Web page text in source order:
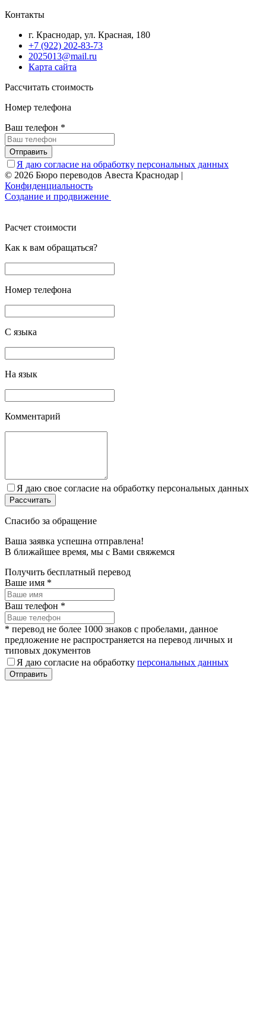
Контакты
г. Краснодар, ул. Красная, 180
+7 (922) 202-83-73
2025013@mail.ru
Карта сайта
Рассчитать стоимость
Номер телефона
Ваш телефон *
Отправить
Я даю согласие на обработку персональных данных
© 2026 Бюро переводов Авеста Краснодар |
Конфиденциальность
Создание и продвижение
Расчет стоимости
Как к вам обращаться?
Номер телефона
С языка
На язык
Комментарий
Я даю свое согласие на обработку персональных данных
Спасибо за обращение
Ваша заявка успешна отправлена!
В ближайшее время, мы c Вами свяжемся
Получить бесплатный перевод
Ваше имя *
Ваш телефон *
* перевод не более 1000 знаков с пробелами, данное
предложение не распространяется на перевод личных и
типовых документов
Я даю согласие на обработку персональных данных
Отправить